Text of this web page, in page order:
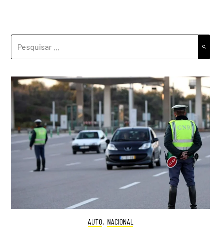
AUTO, NACIONAL